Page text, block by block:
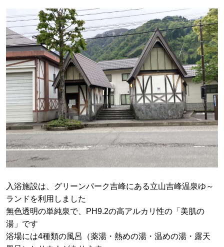
入浴施設は、グリーンパーク吉峰にある立山吉峰温泉ゆ～
ランドを利用しました
無色透明の単純泉で、PH9.2の高アルカリ性の「美肌の
湯」です
浴場には4種類の風呂（薬湯・熱めの湯・温めの湯・露天